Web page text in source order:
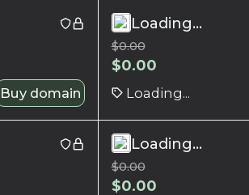
Buy domain
Loading...
$0.00
$0.00
Loading...
Loading...
$0.00
$0.00